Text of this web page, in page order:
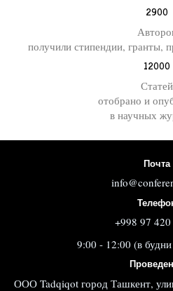
2900
получили стипендии, гранты,
12000
Статей
отобрано и
в научных
Почта
+998 97 420
9:00 - 12:00 (в
ООО Tadqiqot город Ташкент,